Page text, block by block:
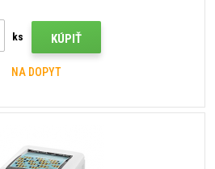
ks KÚPIŤ
NA DOPYT